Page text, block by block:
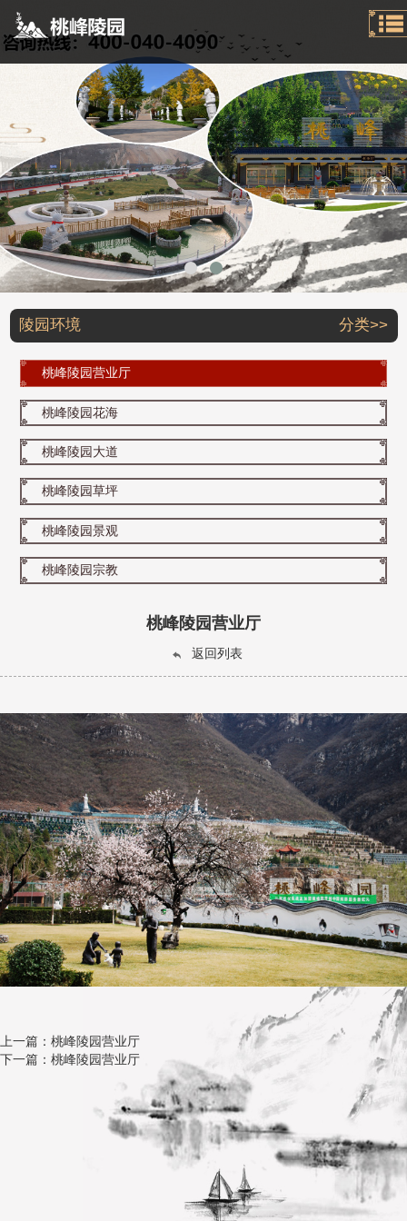
陵园环境 分类>>
桃峰陵园营业厅
桃峰陵园花海
桃峰陵园大道
桃峰陵园草坪
桃峰陵园景观
桃峰陵园宗教
桃峰陵园营业厅
返回列表
上一篇：桃峰陵园营业厅
下一篇：桃峰陵园营业厅